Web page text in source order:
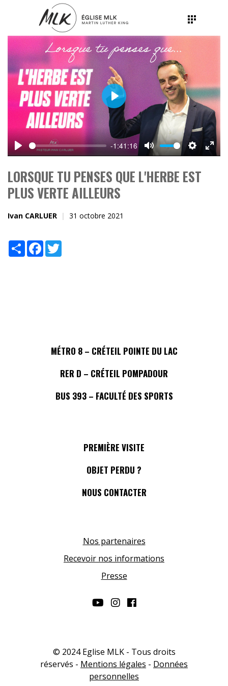
Play
-1:41:16
Mute Settings
Play
LORSQUE TU PENSES QUE L'HERBE EST
PLUS VERTE AILLEURS
Ivan CARLUER 31 octobre 2021
ShareFacebook
MÉTRO 8 – CRÉTEIL POINTE DU LAC
RER D – CRÉTEIL POMPADOUR
BUS 393 – FACULTÉ DES SPORTS
PREMIÈRE VISITE
OBJET PERDU ?
NOUS CONTACTER
Nos partenaires
Recevoir nos informations
Presse
© 2024 Eglise MLK - Tous droits
réservés - Mentions légales - Données
personnelles